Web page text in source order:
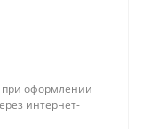
при оформлении
интернет-